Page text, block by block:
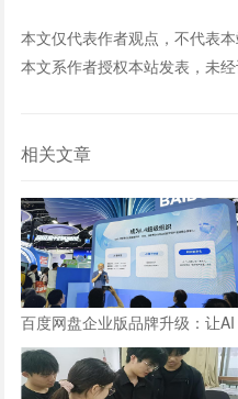
本文仅代表作者观点，不代表本
本文系作者授权本站发表，未经
相关文章
百度网盘企业版品牌升级：让AI
长在数字资产上，成就“超级组
织”